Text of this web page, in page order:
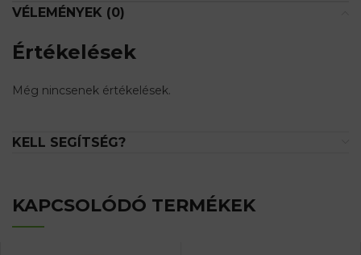
VÉLEMÉNYEK (0)
Értékelések
Még nincsenek értékelések.
KELL SEGÍTSÉG?
KAPCSOLÓDÓ TERMÉKEK